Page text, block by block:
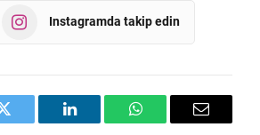
Instagramda takip edin
Twitter LinkedIn WhatsAppEmail